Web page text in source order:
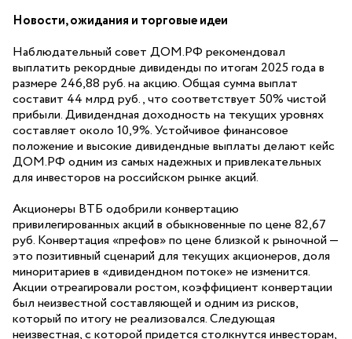
Новости, ожидания и торговые идеи
Наблюдательный совет ДОМ.РФ рекомендовал
выплатить рекордные дивиденды по итогам 2025 года в
размере 246,88 руб. на акцию. Общая сумма выплат
составит 44 млрд руб., что соответствует 50% чистой
прибыли. Дивидендная доходность на текущих уровнях
составляет около 10,9%. Устойчивое финансовое
положение и высокие дивидендные выплаты делают кейс
ДОМ.РФ одним из самых надежных и привлекательных
для инвесторов на российском рынке акций.
Акционеры ВТБ одобрили конвертацию
привилегированных акций в обыкновенные по цене 82,67
руб. Конвертация «префов» по цене близкой к рыночной —
это позитивный сценарий для текущих акционеров, доля
миноритариев в «дивидендном потоке» не изменится.
Акции отреагировали ростом, коэффициент конвертации
был неизвестной составляющей и одним из рисков,
который по итогу не реализовался. Следующая
неизвестная, с которой придется столкнутся инвесторам,